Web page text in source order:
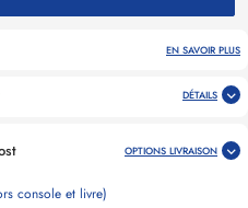
EN SAVOIR PLUS
DÉTAILS
console et livre)
OPTIONS LIVRAISON